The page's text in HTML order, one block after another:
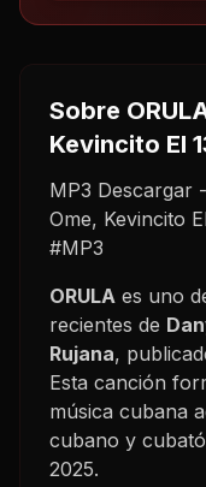
Sobre
Kevincito El
MP3 Descargar
Ome, Kevincito
#MP3
ORULA es uno
recientes de
Rujana,
Esta canción
música cubana
cubano y
2025.